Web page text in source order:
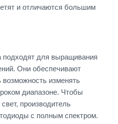
и отличаются большим
подходят для выращивания
Они обеспечивают
изменять
диапазоне. Чтобы
производитель
с полным спектром.